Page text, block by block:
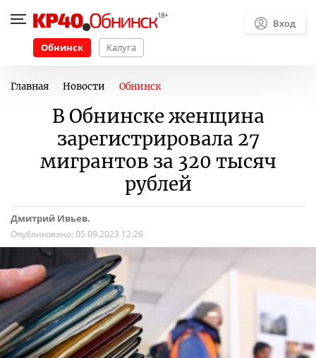
Обнинск Калуга
Вход
Главная Новости Обнинск
В Обнинске женщина
зарегистрировала 27
мигрантов за 320 тысяч
рублей
Дмитрий Ивьев.
Опубликовано: 05.09.2023 12:26